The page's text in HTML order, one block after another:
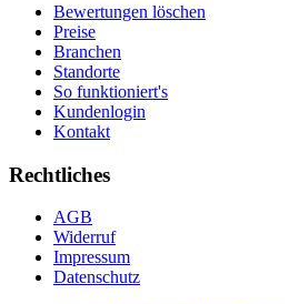
Bewertungen löschen
Preise
Branchen
Standorte
So funktioniert's
Kundenlogin
Kontakt
Rechtliches
AGB
Widerruf
Impressum
Datenschutz